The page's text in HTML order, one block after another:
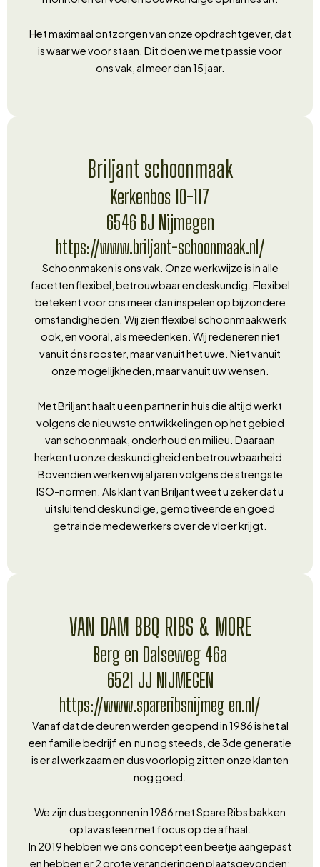
Het maximaal ontzorgen van onze opdrachtgever, dat
is waar we voor staan. Dit doen we met passie voor
ons vak, al meer dan 15 jaar.
Briljant schoonmaak
Kerkenbos 10-117
6546 BJ Nijmegen
https://www.briljant-schoonmaak.nl/
Schoonmaken is ons vak. Onze werkwijze is in alle
facetten flexibel, betrouwbaar en deskundig. Flexibel
betekent voor ons meer dan inspelen op bijzondere
omstandigheden. Wij zien flexibel schoonmaakwerk
ook, en vooral, als meedenken. Wij redeneren niet
vanuit óns rooster, maar vanuit het uwe. Niet vanuit
onze mogelijkheden, maar vanuit uw wensen.
Met Briljant haalt u een partner in huis die altijd werkt
volgens de nieuwste ontwikkelingen op het gebied
van schoonmaak, onderhoud en milieu. Daaraan
herkent u onze deskundigheid en betrouwbaarheid.
Bovendien werken wij al jaren volgens de strengste
ISO-normen. Als klant van Briljant weet u zeker dat u
uitsluitend deskundige, gemotiveerde en goed
getrainde medewerkers over de vloer krijgt.
VAN DAM BBQ RIBS & MORE
Berg en Dalseweg 46a
6521 JJ NIJMEGEN
https://www.spareribsnijmeg en.nl/
Vanaf dat de deuren werden geopend in 1986 is het al
een familie bedrijf en nu nog steeds, de 3de generatie
is er al werkzaam en dus voorlopig zitten onze klanten
nog goed.
We zijn dus begonnen in 1986 met Spare Ribs bakken
op lava steen met focus op de afhaal.
In 2019 hebben we ons concept een beetje aangepast
en hebben er 2 grote veranderingen plaatsgevonden: